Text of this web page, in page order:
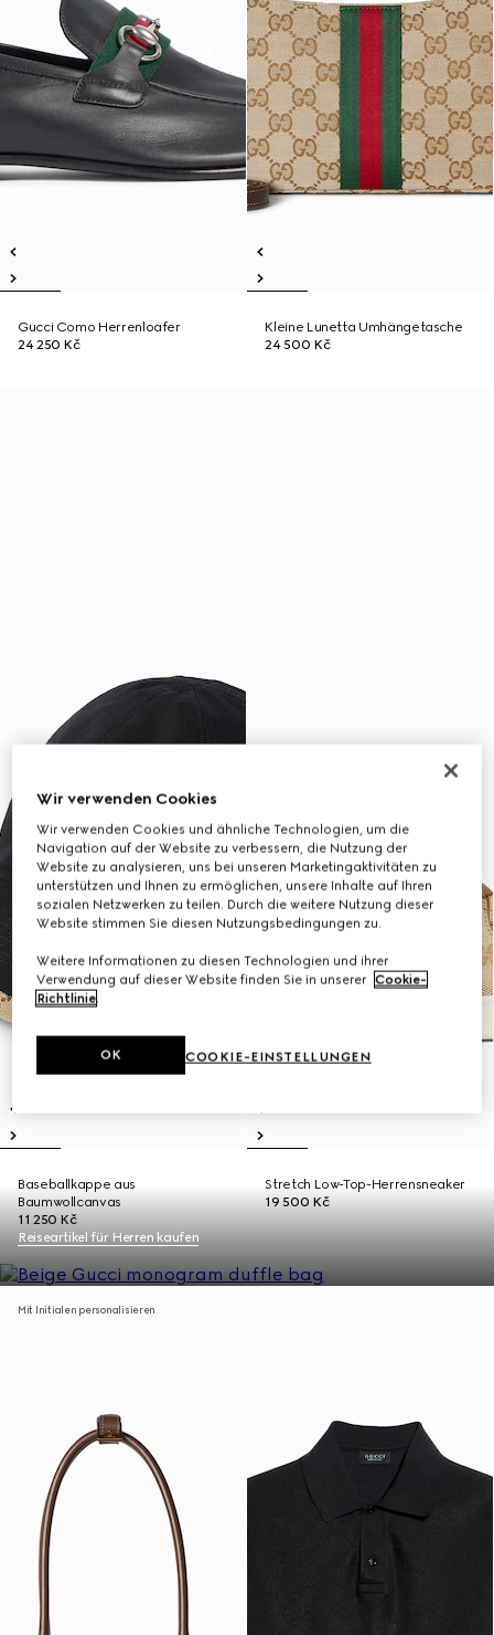
Gucci Como Herrenloafer
24 250 Kč
Kleine Lunetta Umhängetasche
24 500 Kč
Baseballkappe aus
Baumwollcanvas
11 250 Kč
Stretch Low-Top-Herrensneaker
19 500 Kč
Reiseartikel für Herren kaufen
Mit Initialen personalisieren
Wir verwenden Cookies
Wir verwenden Cookies und ähnliche Technologien, um die
Navigation auf der Website zu verbessern, die Nutzung der
Website zu analysieren, uns bei unseren Marketingaktivitäten zu
unterstützen und Ihnen zu ermöglichen, unsere Inhalte auf Ihren
sozialen Netzwerken zu teilen. Durch die weitere Nutzung dieser
Website stimmen Sie diesen Nutzungsbedingungen zu.
Weitere Informationen zu diesen Technologien und ihrer
Verwendung auf dieser Website finden Sie in unserer Cookie-
Richtlinie.
COOKIE-EINSTELLUNGEN
OK